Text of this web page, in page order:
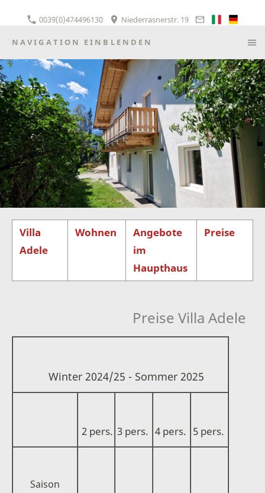
0039(0)474496130 Niederrasnerstr. 19
NAVIGATION EINBLENDEN
Villa
Adele
Wohnen
Angebote
im
Haupthaus
Preise
Preise Villa Adele
Winter 2024/25 - Sommer 2025
2 pers. 3 pers. 4 pers. 5 pers.
Saison